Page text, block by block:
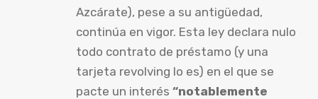
Azcárate), pese a su antigüedad,
continúa en vigor. Esta ley declara nulo
todo contrato de préstamo (y una
tarjeta revolving lo es) en el que se
pacte un interés “notablemente